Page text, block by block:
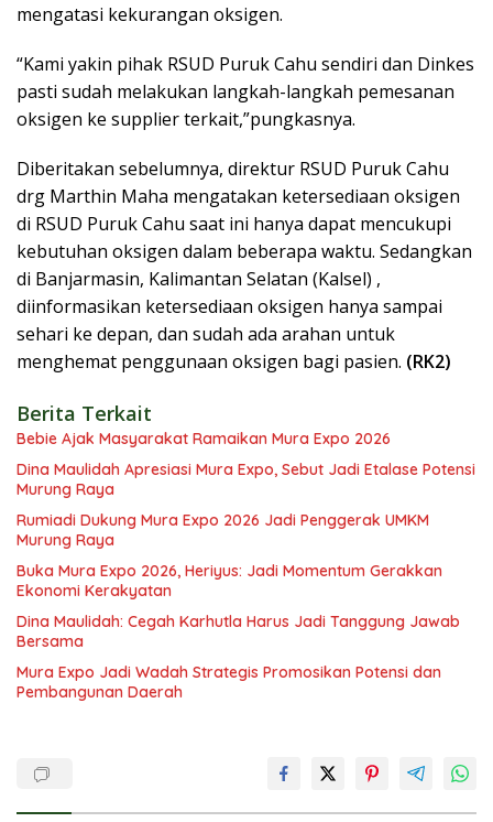
mengatasi kekurangan oksigen.
“Kami yakin pihak RSUD Puruk Cahu sendiri dan Dinkes
pasti sudah melakukan langkah-langkah pemesanan
oksigen ke supplier terkait,”pungkasnya.
Diberitakan sebelumnya, direktur RSUD Puruk Cahu
drg Marthin Maha mengatakan ketersediaan oksigen
di RSUD Puruk Cahu saat ini hanya dapat mencukupi
kebutuhan oksigen dalam beberapa waktu. Sedangkan
di Banjarmasin, Kalimantan Selatan (Kalsel) ,
diinformasikan ketersediaan oksigen hanya sampai
sehari ke depan, dan sudah ada arahan untuk
menghemat penggunaan oksigen bagi pasien. (RK2)
Berita Terkait
Bebie Ajak Masyarakat Ramaikan Mura Expo 2026
Dina Maulidah Apresiasi Mura Expo, Sebut Jadi Etalase Potensi
Murung Raya
Rumiadi Dukung Mura Expo 2026 Jadi Penggerak UMKM
Murung Raya
Buka Mura Expo 2026, Heriyus: Jadi Momentum Gerakkan
Ekonomi Kerakyatan
Dina Maulidah: Cegah Karhutla Harus Jadi Tanggung Jawab
Bersama
Mura Expo Jadi Wadah Strategis Promosikan Potensi dan
Pembangunan Daerah